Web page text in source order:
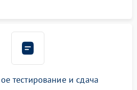
тестирование и сдача